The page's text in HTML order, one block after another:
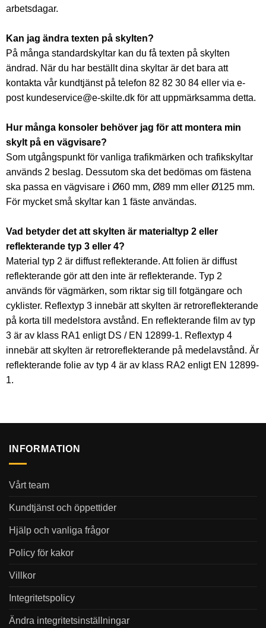
arbetsdagar.
Kan jag ändra texten på skylten?
På många standardskyltar kan du få texten på skylten
ändrad. När du har beställt dina skyltar är det bara att
kontakta vår kundtjänst på telefon 82 82 30 84 eller via e-
post kundeservice@e-skilte.dk för att uppmärksamma detta.
Hur många konsoler behöver jag för att montera min
skylt på en vägvisare?
Som utgångspunkt för vanliga trafikmärken och trafikskyltar
används 2 beslag. Dessutom ska det bedömas om fästena
ska passa en vägvisare i Ø60 mm, Ø89 mm eller Ø125 mm.
För mycket små skyltar kan 1 fäste användas.
Vad betyder det att skylten är materialtyp 2 eller
reflekterande typ 3 eller 4?
Material typ 2 är diffust reflekterande. Att folien är diffust
reflekterande gör att den inte är reflekterande. Typ 2
används för vägmärken, som riktar sig till fotgängare och
cyklister. Reflextyp 3 innebär att skylten är retroreflekterande
på korta till medelstora avstånd. En reflekterande film av typ
3 är av klass RA1 enligt DS / EN 12899-1. Reflextyp 4
innebär att skylten är retroreflekterande på medelavstånd. Är
reflekterande folie av typ 4 är av klass RA2 enligt EN 12899-
1.
INFORMATION
Vårt team
Kundtjänst och öppettider
Hjälp och vanliga frågor
Policy för kakor
Villkor
Integritetspolicy
Ändra integritetsinställningar